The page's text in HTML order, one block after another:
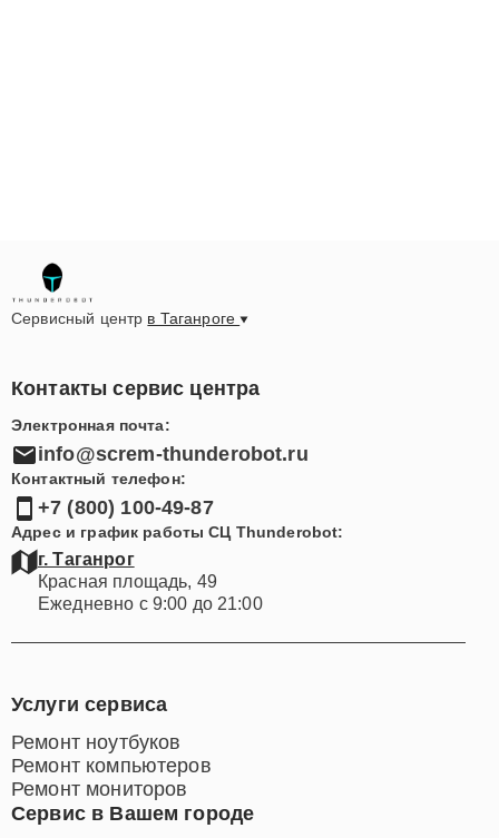
Сервисный центр в Таганроге
Контакты сервис центра
Электронная почта:
info@screm-thunderobot.ru
Контактный телефон:
+7 (800) 100-49-87
Адрес и график работы СЦ Thunderobot:
г. Таганрог
Красная площадь, 49
Ежедневно с 9:00 до 21:00
Сервис в Вашем городе
Услуги сервиса
Ремонт ноутбуков
Ремонт компьютеров
Ремонт мониторов